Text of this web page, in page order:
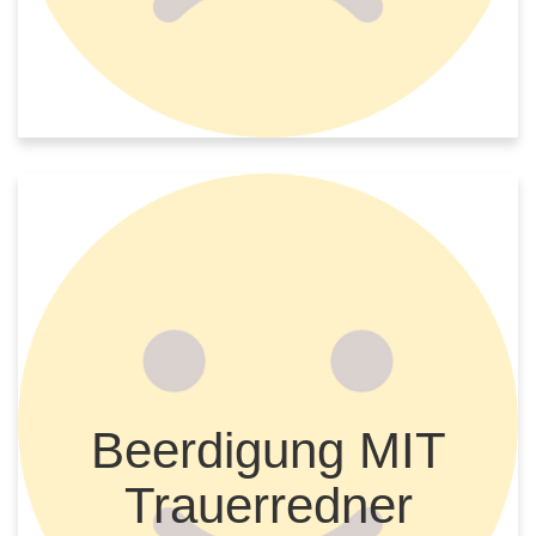
Beerdigung MIT
Trauerredner